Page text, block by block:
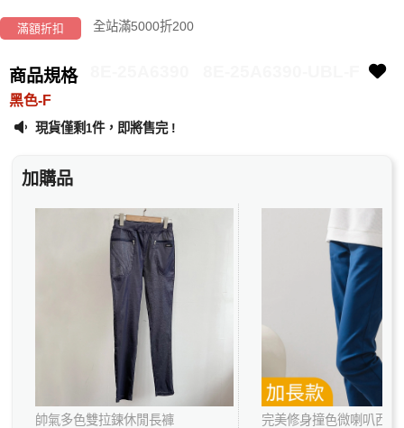
滿額折扣 全站滿5000折200
商品規格
黑色-F
現貨僅剩1件，即將售完 !
加購品
帥氣多色雙拉鍊休閒長褲 完美修身撞色微喇叭西裝